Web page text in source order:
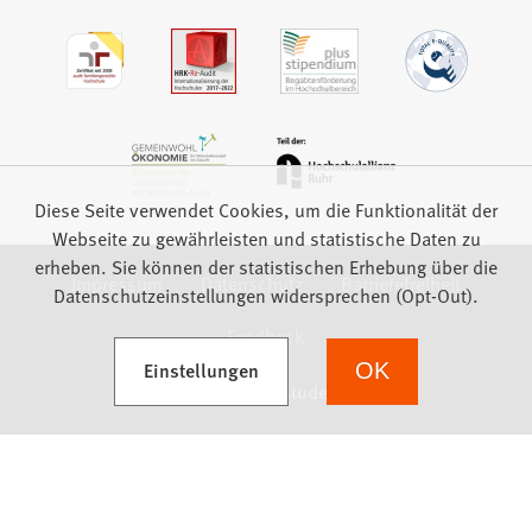
Impressum Datenschutz
Barrierefreiheit
Feedback
Diese Seite verwendet Cookies, um die Funktionalität der
Webseite zu gewährleisten und statistische Daten zu
erheben. Sie können der statistischen Erhebung über die
Datenschutzeinstellungen widersprechen (Opt-Out).
Einstellungen
(Öffnet in einem neuen Tab) OK